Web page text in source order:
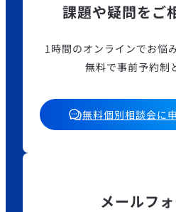
課題や疑問をご
1時間のオンラインでお悩
無料で事前予約制
無料個別相談会に
メールフ